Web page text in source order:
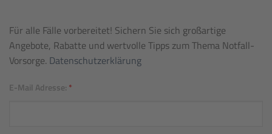
Für alle Fälle vorbereitet! Sichern Sie sich großartige
Angebote, Rabatte und wertvolle Tipps zum Thema Notfall-
Vorsorge. Datenschutzerklärung
E-Mail Adresse: *